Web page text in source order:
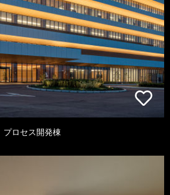
ロセス開発棟